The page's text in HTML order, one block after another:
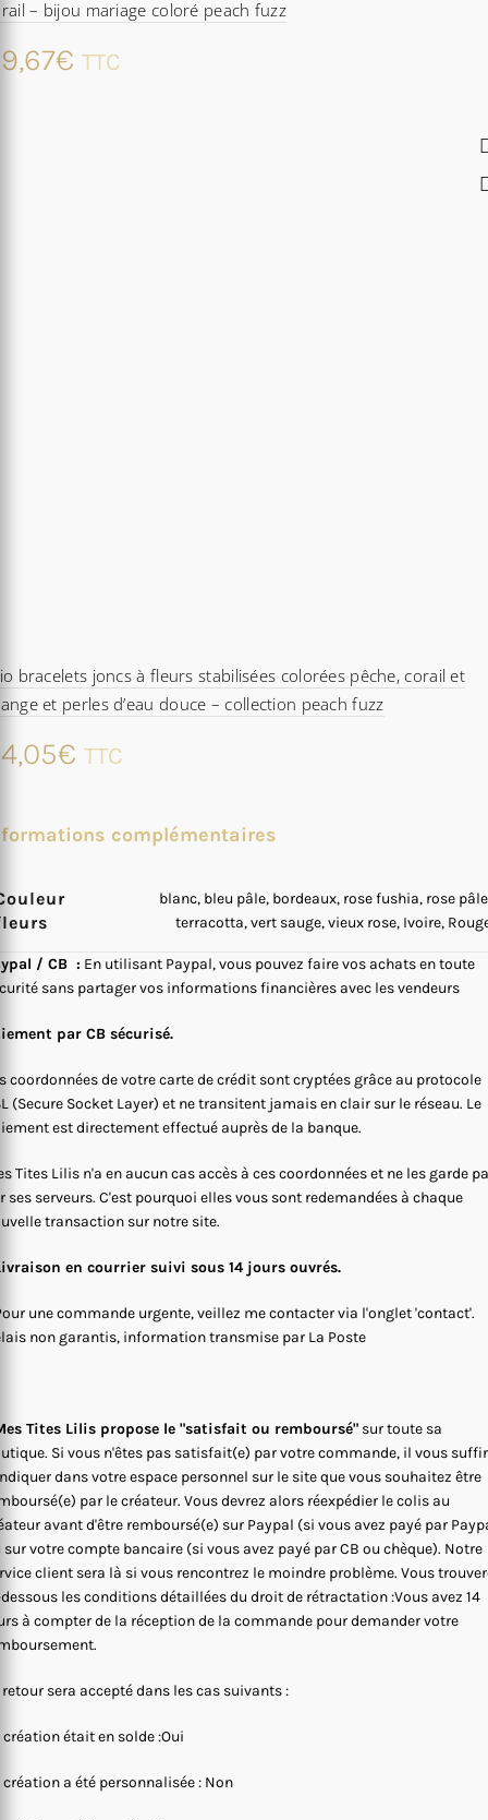
– bijou mariage coloré peach fuzz
€ TTC
bracelets joncs à fleurs stabilisées colorées pêche, corail et
et perles d’eau douce – collection peach fuzz
€ TTC
complémentaires
blanc, bleu pâle, bordeaux, rose fushia, rose
terracotta, vert sauge, vieux rose, Ivoire,
/ CB : En utilisant Paypal, vous pouvez faire vos achats en toute
sans partager vos informations financières avec les vendeurs
par CB sécurisé.
coordonnées de votre carte de crédit sont cryptées grâce au protocole
(Secure Socket Layer) et ne transitent jamais en clair sur le réseau. Le
est directement effectué auprès de la banque.
Tites Lilis n'a en aucun cas accès à ces coordonnées et ne les garde
ses serveurs. C'est pourquoi elles vous sont redemandées à chaque
transaction sur notre site.
en courrier suivi sous 14 jours ouvrés.
une commande urgente, veillez me contacter via l'onglet 'contact'.
non garantis, information transmise par La Poste
Tites Lilis propose le "satisfait ou remboursé" sur toute sa
Si vous n'êtes pas satisfait(e) par votre commande, il vous
dans votre espace personnel sur le site que vous souhaitez être
par le créateur. Vous devrez alors réexpédier le colis au
avant d'être remboursé(e) sur Paypal (si vous avez payé par
sur votre compte bancaire (si vous avez payé par CB ou chèque). Notre
client sera là si vous rencontrez le moindre problème. Vous
les conditions détaillées du droit de rétractation :Vous avez 14
à compter de la réception de la commande pour demander votre
retour sera accepté dans les cas suivants :
création était en solde :Oui
création a été personnalisée : Non